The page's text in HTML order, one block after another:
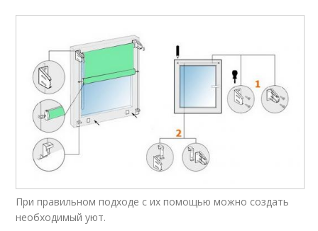
При правильном подходе с их помощью можно создать
необходимый уют.